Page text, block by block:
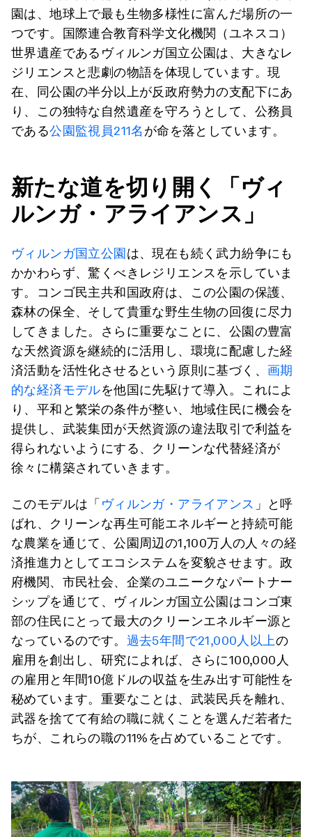
園は、地球上で最も生物多様性に富んだ場所の一
つです。国際連合教育科学文化機関（ユネスコ）
世界遺産であるヴィルンガ国立公園は、大きなレ
ジリエンスと悲劇の物語を体現しています。現
在、同公園の半分以上が反政府勢力の支配下にあ
り、この独特な自然遺産を守ろうとして、公務員
である公園監視員211名 が命を落としています。
新たな道を切り開く「ヴィ
ルンガ・アライアンス」
ヴィルンガ国立公園は、現在も続く武力紛争にも
かかわらず、驚くべきレジリエンスを示していま
す。コンゴ民主共和国政府は、この公園の保護、
森林の保全、そして貴重な野生生物の回復に尽力
してきました。さらに重要なことに、公園の豊富
な天然資源を継続的に活用し、環境に配慮した経
済活動を活性化させるという原則に基づく、 画期
的な経済モデルを他国に先駆けて導入。これによ
り、平和と繁栄の条件が整い、地域住民に機会を
提供し、武装集団が天然資源の違法取引で利益を
得られないようにする、クリーンな代替経済が
徐々に構築されていきます。
このモデルは「 ヴィルンガ・アライアンス 」と呼
ばれ、クリーンな再生可能エネルギーと持続可能
な農業を通じて、公園周辺の1,100万人の人々の経
済推進力としてエコシステムを変貌させます。政
府機関、市民社会、企業のユニークなパートナー
シップを通じて、ヴィルンガ国立公園はコンゴ東
部の住民にとって最大のクリーンエネルギー源と
なっているのです。 過去5年間で21,000人以上の
雇用を創出し、研究によれば、さらに100,000人
の雇用と年間10億ドルの収益を生み出す可能性を
秘めています。重要なことは、武装民兵を離れ、
武器を捨てて有給の職に就くことを選んだ若者た
ちが、これらの職の11%を占めていることです。